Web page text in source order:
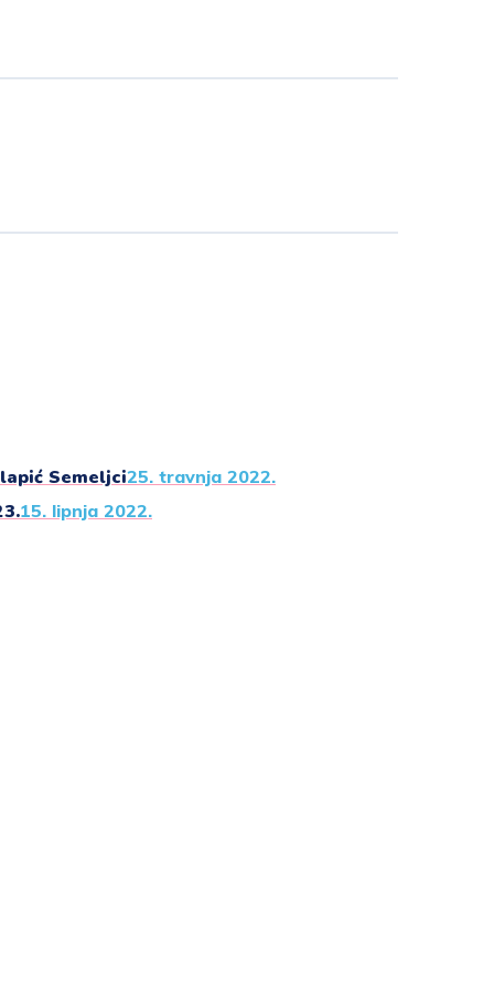
Semeljci25. travnja 2022.
15. lipnja 2022.